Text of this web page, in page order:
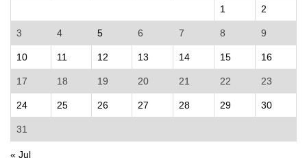
1 2
3 4 5 6 7 8 9
10 11 12 13 14 15 16
17 18 19 20 21 22 23
24 25 26 27 28 29 30
31
« Jul